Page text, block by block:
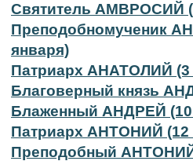
Святитель АМВРОСИЙ
Преподобномученик
января)
Патриарх АНАТОЛИЙ
Благоверный князь
Блаженный АНДРЕЙ (10
Патриарх АНТОНИЙ (12
Преподобный АНТОНИЙ